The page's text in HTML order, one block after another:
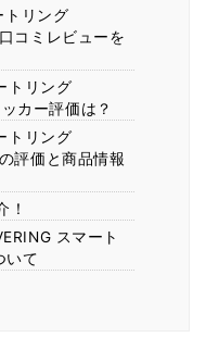
トリング
コミレビューを
トリング
カー評価は？
トリング
評価と商品情報
！
スマート
いて